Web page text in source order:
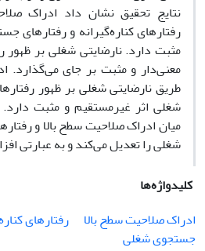
نتایج تحقیق نشان داد ادراک
رفتارهای کناره‌گیرانه و رفتارهای
مثبت دارد. نارضایتی شغلی بر ظهور
معنی‌دار و مثبت بر جای می‌گذارد.
طریق نارضایتی شغلی بر ظهور
شغلی اثر غیرمستقیم و مثبت دارد.
میان ادراک صلاحیت سطح بالا و
شغلی را تعدیل می‌کند و به عبارتی
کلیدواژه‌ها
ادراک صلاحیت سطح بالا
رفتارهای
جستجوی شغلی